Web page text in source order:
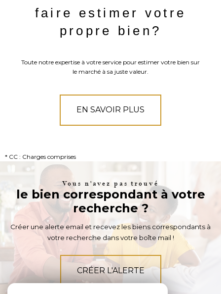
faire estimer votre
propre bien?
Toute notre expertise à votre service pour estimer votre bien sur
le marché à sa juste valeur.
EN SAVOIR PLUS
* CC : Charges comprises
Vous n'avez pas trouvé
le bien correspondant à votre
recherche ?
Créer une alerte email et recevez les biens correspondants à
votre recherche dans votre boîte mail !
CRÉER L'ALERTE